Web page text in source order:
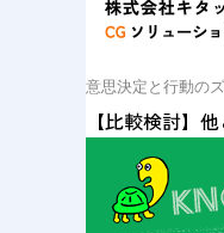
意思決定と行動の
【比較検討】